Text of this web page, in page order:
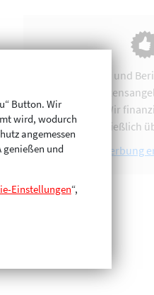
Vereinsarbeit und
uns eine
zeitintensiv. Wir
ausschließlich
Werbung
Button. Wir
wird, wodurch
angemessen
genießen und
Einstellungen“,